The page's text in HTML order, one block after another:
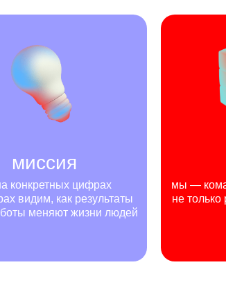
миссия
конкретных цифрах
видим, как результаты
меняют жизни людей
мы —
не только